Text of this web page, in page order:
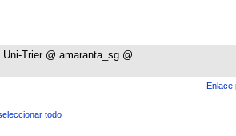
Uni-Trier @ amaranta_sg @
Enlace
todo